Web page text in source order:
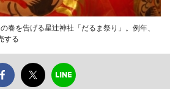
春を告げる星辻神社「だるま祭り」。例年、
する